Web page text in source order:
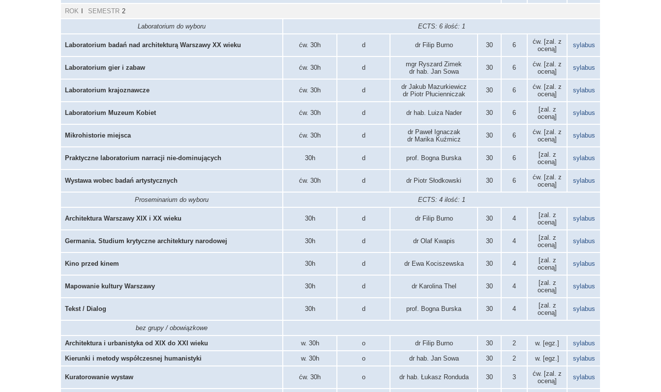
ROK SEMESTR 2
Laboratorium do wyboru ECTS: 6 ilość: 1
Laboratorium badań nad architekturą Warszawy XX wieku ćw. 30h d dr Filip Burno 30 6
ćw. [zal. z
oceną]
sylabus
Laboratorium gier i zabaw ćw. 30h d
mgr Ryszard Zimek
dr hab. Jan Sowa
30 6
ćw. [zal. z
oceną]
sylabus
Laboratorium krajoznawcze ćw. 30h d
dr Jakub Mazurkiewicz
dr Piotr Płucienniczak
30 6
ćw. [zal. z
oceną]
sylabus
Laboratorium Muzeum Kobiet ćw. 30h d dr hab. Luiza Nader 30 6
[zal. z
oceną]
sylabus
Mikrohistorie miejsca ćw. 30h d
dr Paweł Ignaczak
dr Marika Kuźmicz
30 6
ćw. [zal. z
oceną]
sylabus
Praktyczne laboratorium narracji nie-dominujących 30h d prof. Bogna Burska 30 6
[zal. z
oceną]
sylabus
Wystawa wobec badań artystycznych ćw. 30h d dr Piotr Słodkowski 30 6
ćw. [zal. z
oceną]
sylabus
Proseminarium do wyboru ECTS: 4 ilość: 1
Architektura Warszawy XIX i XX wieku 30h d dr Filip Burno 30 4
[zal. z
oceną]
sylabus
Germania. Studium krytyczne architektury narodowej 30h d dr Olaf Kwapis 30 4
[zal. z
oceną]
sylabus
Kino przed kinem 30h d dr Ewa Kociszewska 30 4
[zal. z
oceną]
sylabus
Mapowanie kultury Warszawy 30h d dr Karolina Thel 30 4
[zal. z
oceną]
sylabus
Tekst / Dialog 30h d prof. Bogna Burska 30 4
[zal. z
oceną]
sylabus
bez grupy / obowiązkowe
Architektura i urbanistyka od XIX do XXI wieku w. 30h o dr Filip Burno 30 2 w. [egz.] sylabus
Kierunki i metody współczesnej humanistyki w. 30h o dr hab. Jan Sowa 30 2 w. [egz.] sylabus
Kuratorowanie wystaw ćw. 30h o dr hab. Łukasz Ronduda 30 3
ćw. [zal. z
oceną]
sylabus